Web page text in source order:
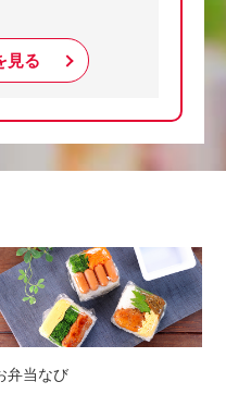
見る
弁当なび